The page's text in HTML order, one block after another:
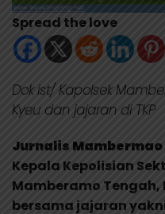
Spread the love
Dok ist/ Kapolsek
Kyeu dan jajaran di TKP
Jurnalis
Kepala Kepolisian
Mamberamo Tengah,
bersama jajaran